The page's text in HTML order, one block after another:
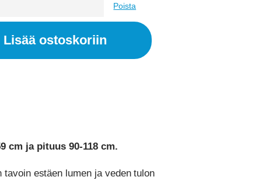
Poista
Lisää ostoskoriin
cm ja pituus 90-118 cm.
estäen lumen ja veden tulon